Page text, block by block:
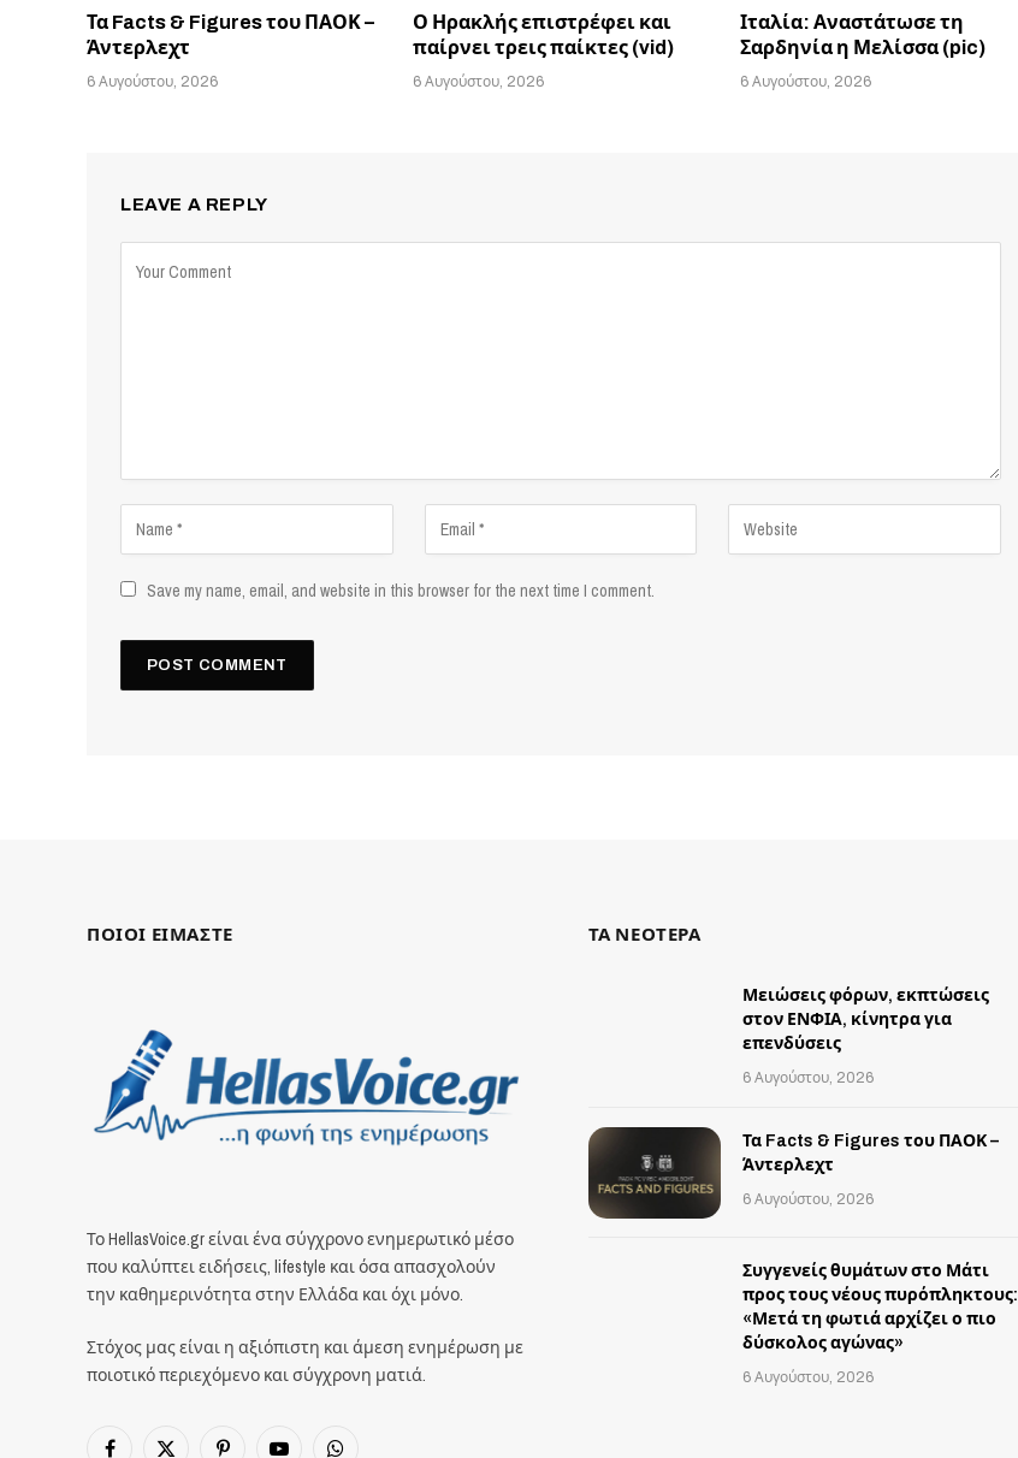
Τα Facts & Figures του ΠΑΟΚ –
Άντερλεχτ
6 Αυγούστου, 2026
Ο Ηρακλής επιστρέφει και
παίρνει τρεις παίκτες (vid)
6 Αυγούστου, 2026
Ιταλία: Αναστάτωσε τη
Σαρδηνία η Μελίσσα (pic)
6 Αυγούστου, 2026
LEAVE A REPLY
Save my name, email, and website in this browser for the next time I comment.
ΠΟΙΟΙ ΕΙΜΑΣΤΕ
Το HellasVoice.gr είναι ένα σύγχρονο ενημερωτικό μέσο
που καλύπτει ειδήσεις, lifestyle και όσα απασχολούν
την καθημερινότητα στην Ελλάδα και όχι μόνο.
Στόχος μας είναι η αξιόπιστη και άμεση ενημέρωση με
ποιοτικό περιεχόμενο και σύγχρονη ματιά.
ΤΑ ΝΕΟΤΕΡΑ
Μειώσεις φόρων, εκπτώσεις
στον ΕΝΦΙΑ, κίνητρα για
επενδύσεις
6 Αυγούστου, 2026
Τα Facts & Figures του ΠΑΟΚ –
Άντερλεχτ
6 Αυγούστου, 2026
Συγγενείς θυμάτων στο Μάτι
προς τους νέους πυρόπληκτους:
«Μετά τη φωτιά αρχίζει ο πιο
δύσκολος αγώνας»
6 Αυγούστου, 2026